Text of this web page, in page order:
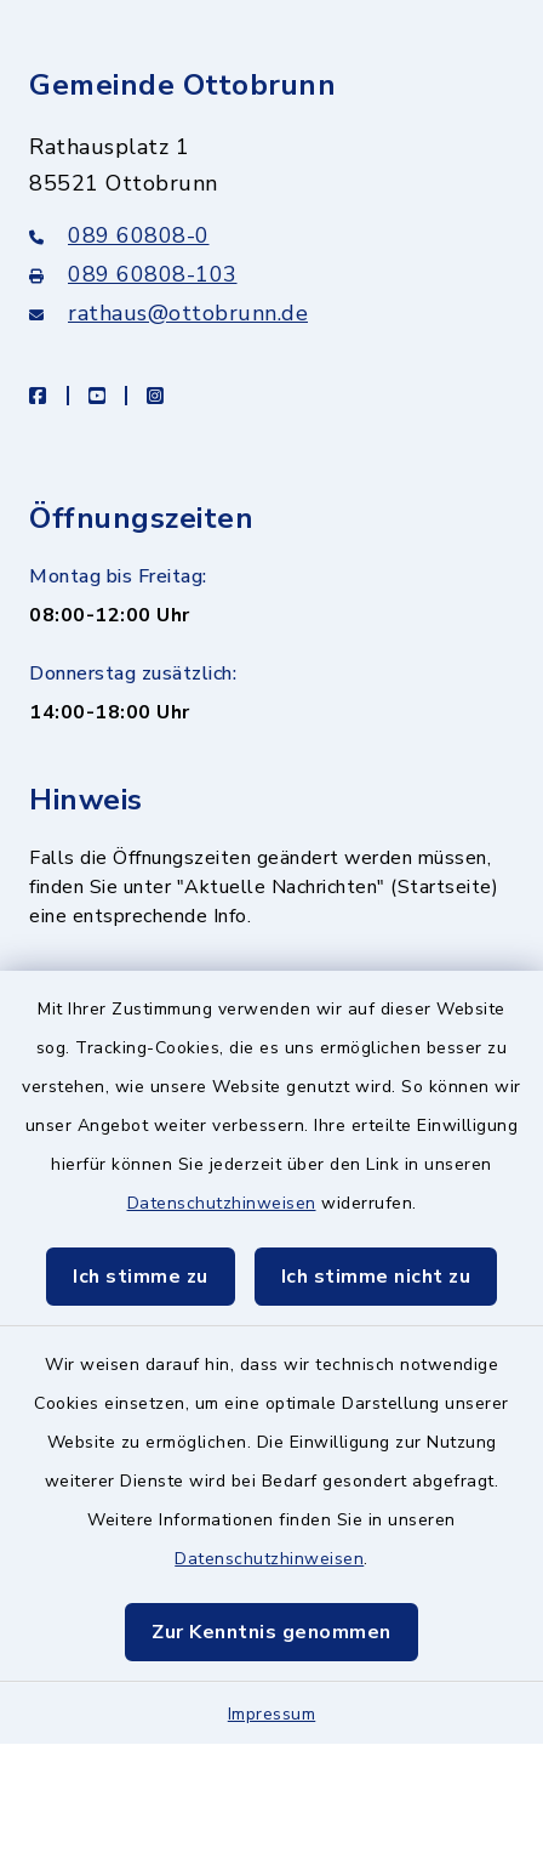
Mit Ihrer Zustimmung verwenden wir auf dieser Website
sog. Tracking-Cookies, die es uns ermöglichen besser zu
verstehen, wie unsere Website genutzt wird. So können wir
unser Angebot weiter verbessern. Ihre erteilte Einwilligung
hierfür können Sie jederzeit über den Link in unseren
Datenschutzhinweisen widerrufen.
Ich stimme zu Ich stimme nicht zu
Wir weisen darauf hin, dass wir technisch notwendige
Cookies einsetzen, um eine optimale Darstellung unserer
Website zu ermöglichen. Die Einwilligung zur Nutzung
weiterer Dienste wird bei Bedarf gesondert abgefragt.
Weitere Informationen finden Sie in unseren
Datenschutzhinweisen.
Zur Kenntnis genommen
Impressum
Gemeinde Ottobrunn
Rathausplatz 1
85521 Ottobrunn
089 60808-0
089 60808-103
rathaus@ottobrunn.de
facebookyoutubeinstagram
Öffnungszeiten
Montag bis Freitag:
08:00-12:00 Uhr
Donnerstag zusätzlich:
14:00-18:00 Uhr
Hinweis
Falls die Öffnungszeiten geändert werden müssen,
finden Sie unter "Aktuelle Nachrichten" (Startseite)
eine entsprechende Info.
Quicklinks
BayernPortal
Landratsamt München
Zweckverband München Südost
Kontakt ins Rathaus
Datenschutz
Hinweisgeberschutz
Sitemap